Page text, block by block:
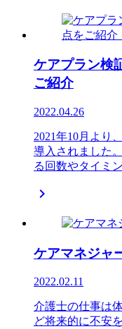
ケアプラン検
ご紹介
2022.04.26
2021年10月より
導入されました
る回数やタイミ

ケアマネジャ
2022.02.11
介護士の仕事は
ど将来的に不安